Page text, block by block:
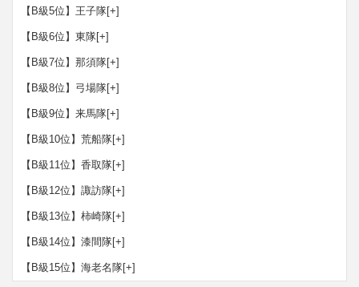
【B級5位】王子隊[+]
【B級6位】東隊[+]
【B級7位】那須隊[+]
【B級8位】弓場隊[+]
【B級9位】来馬隊[+]
【B級10位】荒船隊[+]
【B級11位】香取隊[+]
【B級12位】諏訪隊[+]
【B級13位】柿崎隊[+]
【B級14位】漆間隊[+]
【B級15位】海老名隊[+]